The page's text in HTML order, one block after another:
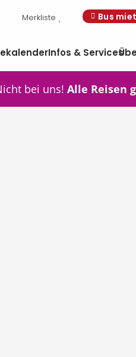
Merkliste Bus
Infos & Services
bei uns! Alle Reisen